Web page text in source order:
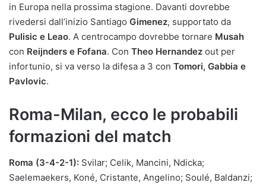
in Europa nella prossima stagione. Davanti dovrebbe
rivedersi dall’inizio Santiago Gimenez, supportato da
Pulisic e Leao. A centrocampo dovrebbe tornare Musah
con Reijnders e Fofana. Con Theo Hernandez out per
infortunio, si va verso la difesa a 3 con Tomori, Gabbia e
Pavlovic.
Roma-Milan, ecco le probabili
formazioni del match
Roma (3-4-2-1): Svilar; Celik, Mancini, Ndicka;
Saelemaekers, Koné, Cristante, Angelino; Soulé, Baldanzi;